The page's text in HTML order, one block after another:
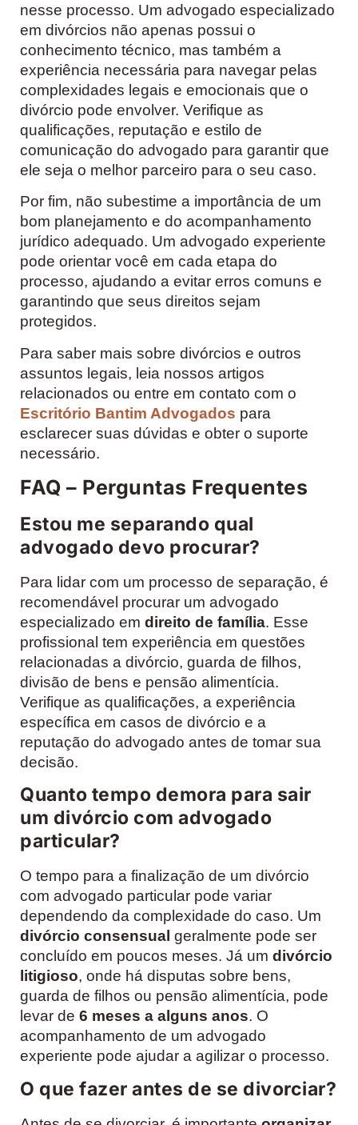
nesse processo. Um advogado especializado
em divórcios não apenas possui o
conhecimento técnico, mas também a
experiência necessária para navegar pelas
complexidades legais e emocionais que o
divórcio pode envolver. Verifique as
qualificações, reputação e estilo de
comunicação do advogado para garantir que
ele seja o melhor parceiro para o seu caso.
Por fim, não subestime a importância de um
bom planejamento e do acompanhamento
jurídico adequado. Um advogado experiente
pode orientar você em cada etapa do
processo, ajudando a evitar erros comuns e
garantindo que seus direitos sejam
protegidos.
Para saber mais sobre divórcios e outros
assuntos legais, leia nossos artigos
relacionados ou entre em contato com o
Escritório Bantim Advogados para
esclarecer suas dúvidas e obter o suporte
necessário.
FAQ – Perguntas Frequentes
Estou me separando qual
advogado devo procurar?
Para lidar com um processo de separação, é
recomendável procurar um advogado
especializado em direito de família. Esse
profissional tem experiência em questões
relacionadas a divórcio, guarda de filhos,
divisão de bens e pensão alimentícia.
Verifique as qualificações, a experiência
específica em casos de divórcio e a
reputação do advogado antes de tomar sua
decisão.
Quanto tempo demora para sair
um divórcio com advogado
particular?
O tempo para a finalização de um divórcio
com advogado particular pode variar
dependendo da complexidade do caso. Um
divórcio consensual geralmente pode ser
concluído em poucos meses. Já um divórcio
litigioso, onde há disputas sobre bens,
guarda de filhos ou pensão alimentícia, pode
levar de 6 meses a alguns anos. O
acompanhamento de um advogado
experiente pode ajudar a agilizar o processo.
O que fazer antes de se divorciar?